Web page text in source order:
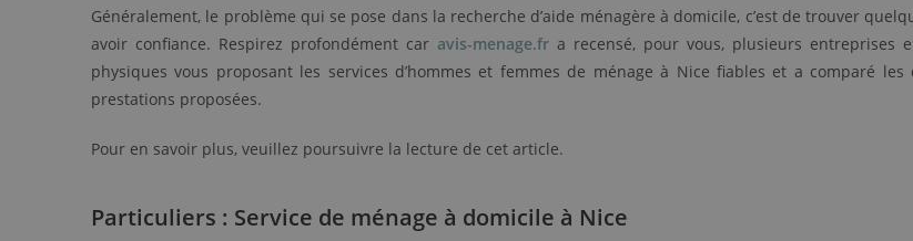
Généralement, le problème qui se pose dans la recherche d’aide ménagère à domicile, c’est de trouver
avoir confiance. Respirez profondément car avis-menage.fr a recensé, pour vous, plusieurs entreprises
physiques vous proposant les services d’hommes et femmes de ménage à Nice fiables et a comparé les
prestations proposées.
Pour en savoir plus, veuillez poursuivre la lecture de cet article.
Particuliers : Service de ménage à domicile à Nice